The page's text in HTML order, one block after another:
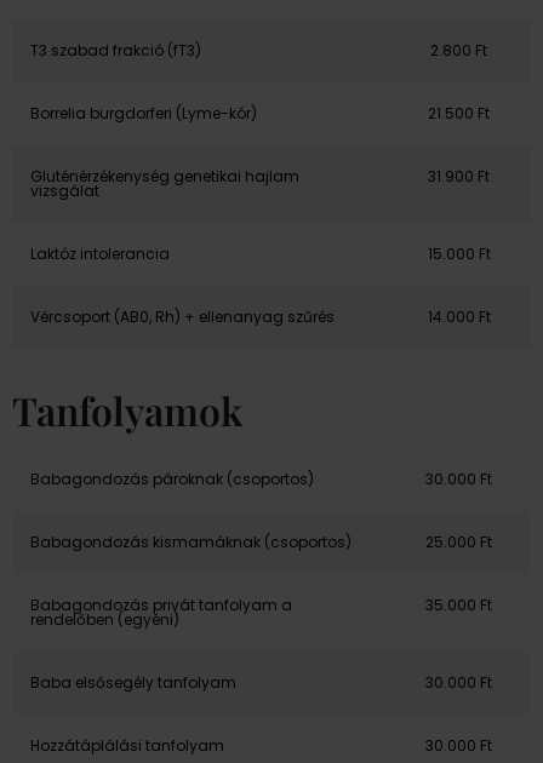
T3 szabad frakció (fT3) 2.800 Ft
Borrelia burgdorferi (Lyme-kór) 21.500 Ft
Gluténérzékenység genetikai hajlam
vizsgálat
31.900 Ft
Laktóz intolerancia 15.000 Ft
Vércsoport (AB0, Rh) + ellenanyag szűrés 14.000 Ft
Tanfolyamok
Babagondozás pároknak (csoportos) 30.000 Ft
Babagondozás kismamáknak (csoportos) 25.000 Ft
Babagondozás privát tanfolyam a
rendelőben (egyéni)
35.000 Ft
Baba elsősegély tanfolyam 30.000 Ft
Hozzátáplálási tanfolyam 30.000 Ft